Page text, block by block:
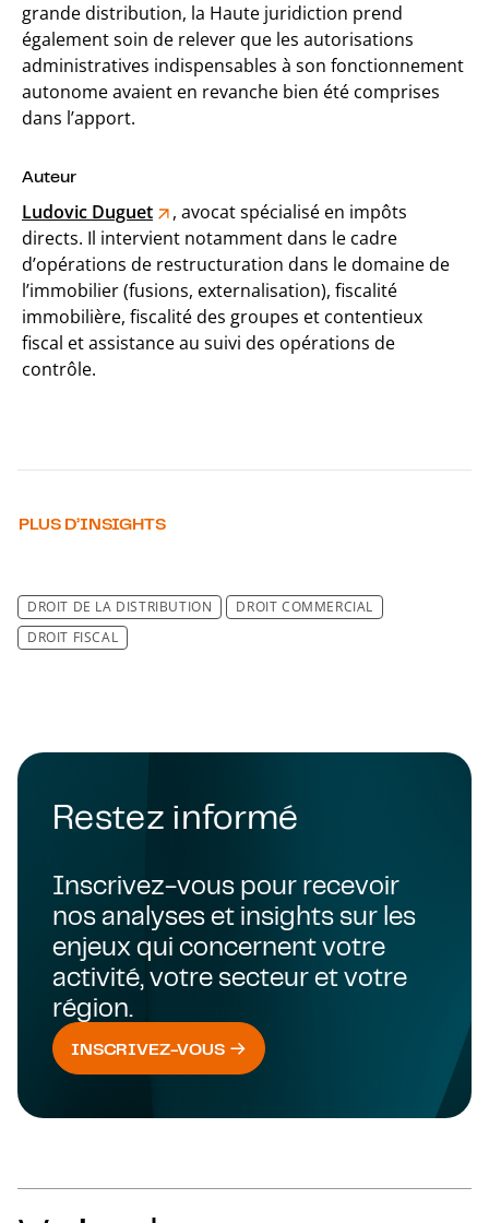
grande distribution, la Haute juridiction prend
également soin de relever que les autorisations
administratives indispensables à son fonctionnement
autonome avaient en revanche bien été comprises
dans l’apport.
Auteur
Ludovic Duguet
, avocat spécialisé en impôts
directs. Il intervient notamment dans le cadre
d’opérations de restructuration dans le domaine de
l’immobilier (fusions, externalisation), fiscalité
immobilière, fiscalité des groupes et contentieux
fiscal et assistance au suivi des opérations de
contrôle.
PLUS D’INSIGHTS
DROIT DE LA DISTRIBUTION
DROIT COMMERCIAL
DROIT FISCAL
Restez informé
Inscrivez-vous pour recevoir
nos analyses et insights sur les
enjeux qui concernent votre
activité, votre secteur et votre
région.
INSCRIVEZ-VOUS